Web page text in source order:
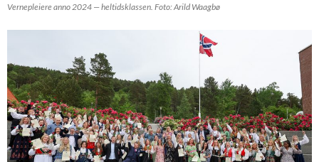
Vernepleiere anno 2024 — heltidsklassen. Foto: Arild Waagbø